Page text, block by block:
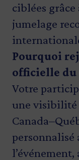
ciblées
jumelage
Pourquoi
officielle du
Votre
une visibilité
personnalisé